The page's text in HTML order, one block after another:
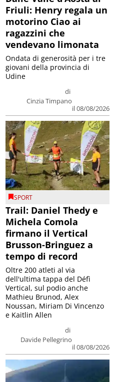
Friuli: Henry regala un
motorino Ciao ai
ragazzini che
vendevano limonata
di
Cinzia Timpano
il 08/08/2026
Ondata di generosità per i tre
giovani della provincia di
Udine
SPORT
Trail: Daniel Thedy e
Michela Comola
firmano il Vertical
Brusson-Bringuez a
tempo di record
di
Davide Pellegrino
il 08/08/2026
Oltre 200 atleti al via
dell'ultima tappa del Défì
Vertical, sul podio anche
Mathieu Brunod, Alex
Noussan, Miriam Di Vincenzo
e Kaitlin Allen